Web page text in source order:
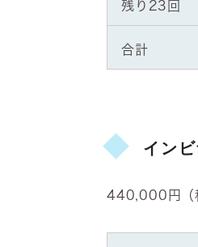
残り23回
合計
イン
440,000円（